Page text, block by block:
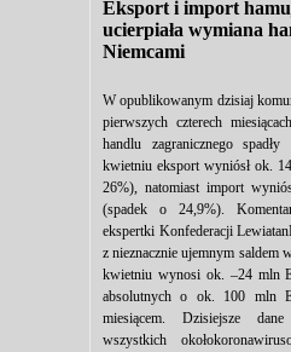
Eksport i import
ucierpiała wymiana
Niemcami
W opublikowanym dzisiaj
pierwszych czterech
handlu zagranicznego
kwietniu eksport wyniósł ok.
26%), natomiast import
(spadek o 24,9%).
ekspertki Konfederacji
z nieznacznie ujemnym saldem
kwietniu wynosi ok. –24 mln
absolutnych o ok. 100 mln
miesiącem. Dzisiejsze
wszystkich